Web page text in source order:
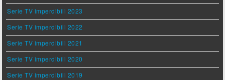
Serie TV imperdibili 2023
Serie TV imperdibili 2022
Serie TV imperdibili 2021
Serie TV imperdibili 2020
Serie TV imperdibili 2019